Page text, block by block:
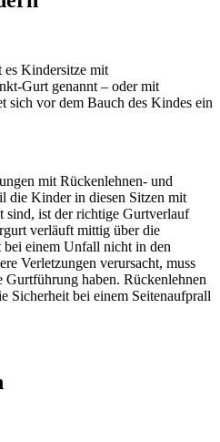
es Kindersitze mit
Gurt genannt – oder mit
sich vor dem Bauch des Kindes ein
mit Rückenlehnen- und
die Kinder in diesen Sitzen mit
sind, ist der richtige Gurtverlauf
verläuft mittig über die
einem Unfall nicht in den
Verletzungen verursacht, muss
Gurtführung haben. Rückenlehnen
Sicherheit bei einem Seitenaufprall